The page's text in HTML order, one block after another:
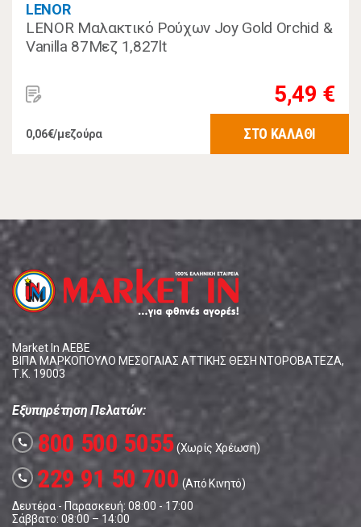
LENOR
LENOR Μαλακτικό Ρούχων Joy Gold Orchid &
Vanilla 87Μεζ 1,827lt
5,49 €
0,06€/μεζούρα ΣΤΟ ΚΑΛΑΘΙ
Market In ΑΕΒΕ
ΒΙΠΑ ΜΑΡΚΟΠΟΥΛΟ ΜΕΣΟΓΑΙΑΣ ΑΤΤΙΚΗΣ ΘΕΣΗ ΝΤΟΡΟΒΑΤΕΖΑ,
Τ.Κ. 19003
Εξυπηρέτηση Πελατών:
call 800 500 5055(Χωρίς Χρέωση)
call 229 91 50 700 (Από Κινητό)
Δευτέρα - Παρασκευή: 08:00 - 17:00
Σάββατο: 08:00 – 14:00